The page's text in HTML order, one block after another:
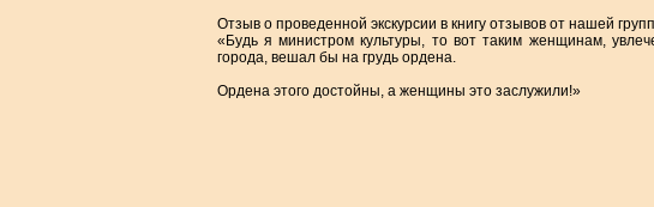
Отзыв о проведенной экскурсии в книгу отзывов от нашей
«Будь я министром культуры, то вот таким женщинам,
города, вешал бы на грудь ордена.
Ордена этого достойны, а женщины это заслужили!»